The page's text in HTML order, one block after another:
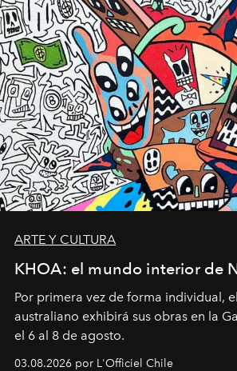
ARTE Y CULTURA
KHOA: el mundo interior de
Por primera vez de forma individual,
australiano exhibirá sus obras en la
el 6 al 8 de agosto.
03.08.2026 por L'Officiel Chile